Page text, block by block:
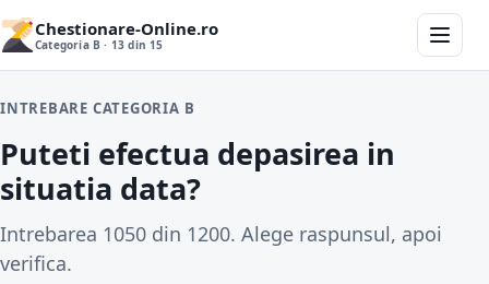
Chestionare-Online.ro
Categoria B · 13 din 15
INTREBARE CATEGORIA B
Puteti efectua depasirea in
situatia data?
Intrebarea 1050 din 1200. Alege raspunsul, apoi
verifica.